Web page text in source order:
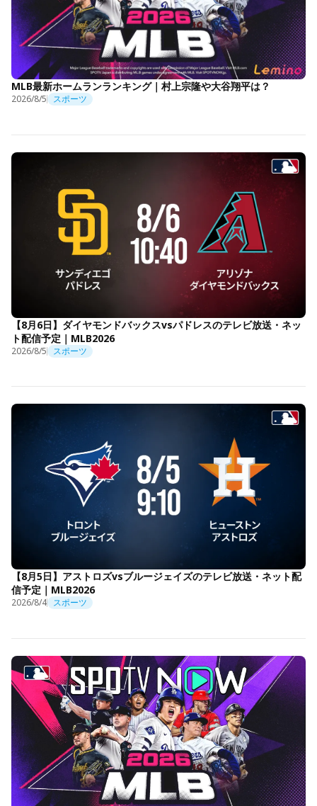
MLB最新ホームランランキング｜村上宗隆や大谷翔平は？
2026/8/5 スポーツ
【8月6日】ダイヤモンドバックスvsパドレスのテレビ放送・ネッ
ト配信予定｜MLB2026
2026/8/5 スポーツ
【8月5日】アストロズvsブルージェイズのテレビ放送・ネット配
信予定｜MLB2026
2026/8/4 スポーツ